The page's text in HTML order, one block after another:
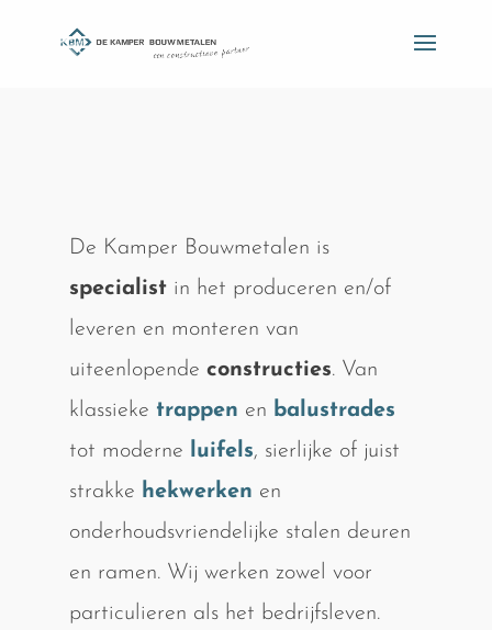
De Kamper Bouwmetalen is
specialistin het produceren en/of
leveren en monteren van
uiteenlopende constructies. Van
klassieke trappen en balustrades
tot moderne luifels, sierlijke of juist
strakke hekwerken en
onderhoudsvriendelijke stalen deuren
en ramen. Wij werken zowel voor
particulieren als het bedrijfsleven.